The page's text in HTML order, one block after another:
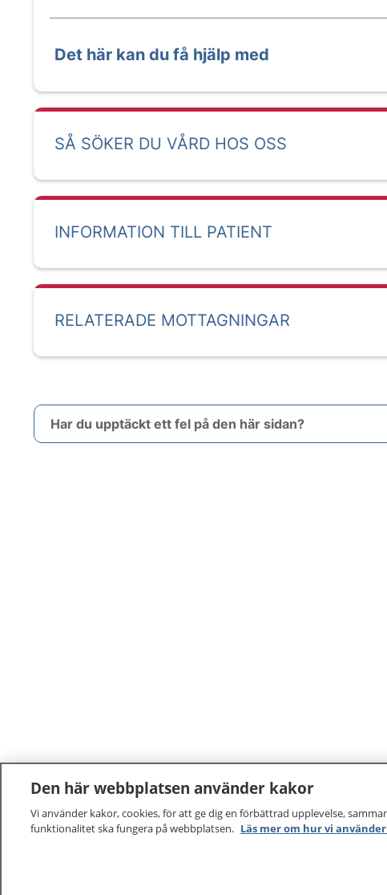
Det här kan du få hjälp med
SÅ SÖKER DU VÅRD HOS OSS
INFORMATION TILL PATIENT
RELATERADE MOTTAGNINGAR
Har du upptäckt ett fel på den här sidan?
Den här webbplatsen använder kakor
Vi använder kakor, cookies, för att ge dig en förbättrad upplevelse,
funktionalitet ska fungera på webbplatsen. Läs mer om hur vi